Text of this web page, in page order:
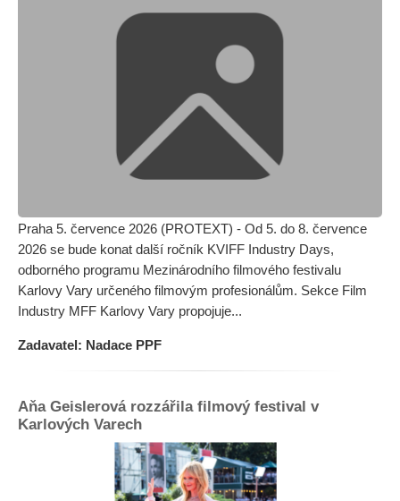
Praha 5. července 2026 (PROTEXT) - Od 5. do 8. července
2026 se bude konat další ročník KVIFF Industry Days,
odborného programu Mezinárodního filmového festivalu
Karlovy Vary určeného filmovým profesionálům. Sekce Film
Industry MFF Karlovy Vary propojuje...
Zadavatel: Nadace PPF
Aňa Geislerová rozzářila filmový festival v
Karlových Varech